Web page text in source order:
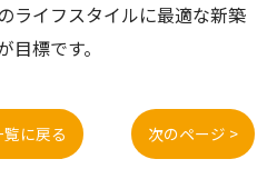
ライフスタイルに最適な新築
標です。
覧に戻る 次のページ >